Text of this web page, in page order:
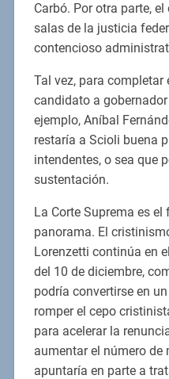
Carbó. Por otra parte,
salas de la justicia
contencioso
Tal vez, para completar
candidato a
ejemplo, Aníbal
restaría a Scioli buena
intendentes, o sea que
sustentación.
La Corte Suprema es
panorama. El
Lorenzetti continúa en
del 10 de diciembre,
podría convertirse en
romper el cepo
para acelerar la
aumentar el número de
apuntaría en parte a